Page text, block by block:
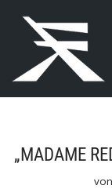
Zum
Inhalt
„MADAME
von